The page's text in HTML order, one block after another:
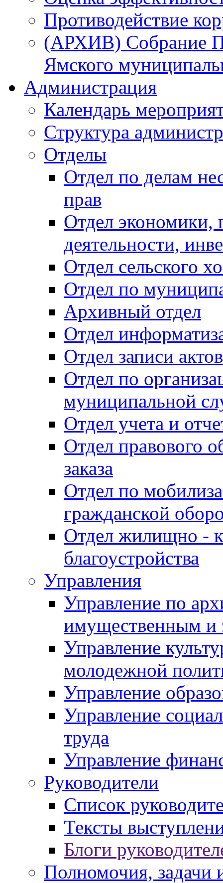
Противодействие
(АРХИВ) Собрание
Ямского
Администрация
Календарь
Структура
Отделы
Отдел по делам
прав
Отдел экономики,
деятельности,
Отдел сельского
Отдел по
Архивный отдел
Отдел
Отдел записи
Отдел по
муниципальной
Отдел учета и
Отдел правового
заказа
Отдел по
гражданской
Отдел жилищно -
благоустройства
Управления
Управление по
имущественным и
Управление
молодежной
Управление
Управление
труда
Управление
Руководители
Список
Тексты
Блоги
Полномочия, задачи